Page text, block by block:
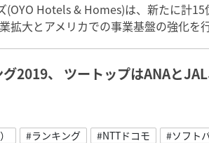
(OYO Hotels & Homes)は、新たに計
拡大とアメリカでの事業基盤の強化を行
2019、 ツートップはANAと
#ランキング #NTTドコモ #ソフト